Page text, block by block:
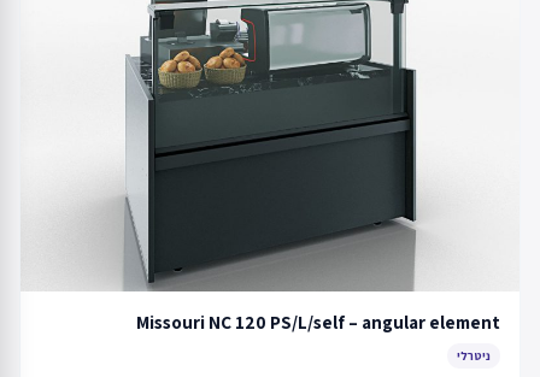
Missouri NC 120 PS/L/self – angular element
ניטרלי